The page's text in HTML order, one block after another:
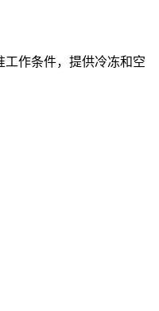
工作条件，提供冷冻和空